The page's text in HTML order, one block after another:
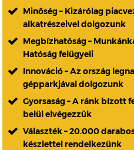
Minőség – Kizárólag
alkatrészeivel dolgozunk
Megbízhatóság –
Hatóság felügyeli
Innováció – Az ország
gépparkjával dolgozunk
Gyorsaság – A ránk bízott
belül elvégezzük
Választék – 20.000
készlettel rendelkezünk